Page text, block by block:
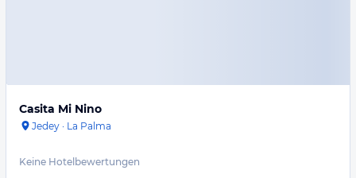
Casita Mi Nino
Jedey · La Palma
Keine Hotelbewertungen